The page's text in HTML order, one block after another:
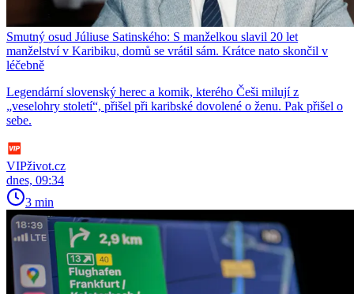
Smutný osud Júliuse Satinského: S manželkou slavil 20 let
manželství v Karibiku, domů se vrátil sám. Krátce nato skončil v
léčebně
Legendární slovenský herec a komik, kterého Češi milují z
„veselohry století“, přišel při karibské dovolené o ženu. Pak přišel o
sebe.
VIPživot.cz
dnes, 09:34
3 min